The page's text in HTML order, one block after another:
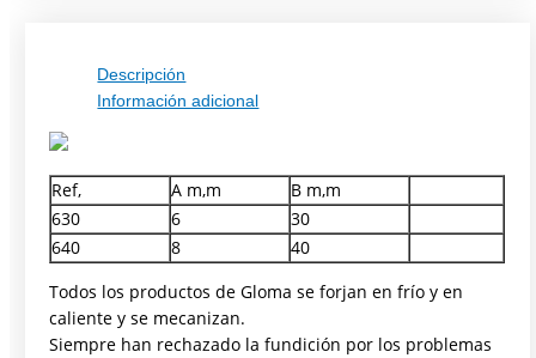
Descripción
Información adicional
Ref, A m,m
B m,m
630
6
30
640
8
40
Todos los productos de Gloma se forjan en frío y en
caliente y se mecanizan.
Siempre han rechazado la fundición por los problemas